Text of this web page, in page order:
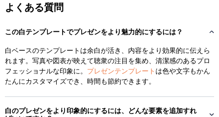
よくある質問
この白テンプレートでプレゼンをより魅力的にするには？
白ベースのテンプレートは余白が活き、内容をより効果的に伝えら
れます。写真や図表が映えて聴衆の注目を集め、清潔感のあるプロ
フェッショナルな印象に。 プレゼンテンプレート は色や文字もかん
たんにカスタマイズでき、時間も節約できます。
白のプレゼンをより印象的にするには、どんな要素を追加すれ